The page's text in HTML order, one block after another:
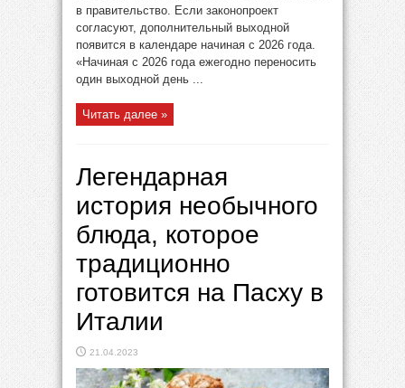
в правительство. Если законопроект
согласуют, дополнительный выходной
появится в календаре начиная с 2026 года.
«Начиная с 2026 года ежегодно переносить
один выходной день ...
Читать далее »
Легендарная
история необычного
блюда, которое
традиционно
готовится на Пасху в
Италии
21.04.2023